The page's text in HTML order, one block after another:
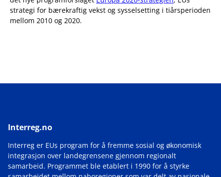
strategi for bærekraftig vekst og sysselsetting i tiårsperioden
mellom 2010 og 2020.
Interreg.no
Interreg er EUs program for å fremme sosial og økonomisk
integrasjon over landegrensene gjennom regionalt
samarbeid. Programmet ble etablert i 1990 for å styrke